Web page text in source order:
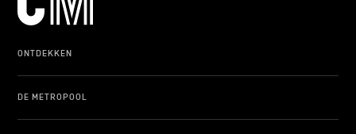
ONTDEKKEN
DE METROPOOL